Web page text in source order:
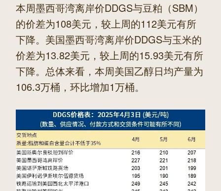
本周墨西哥湾离岸价DDGS与豆粕（SBM）
的价差为108美元，较上周的112美元有所
下降。美国墨西哥湾离岸价DDGS与玉米的
价差为13.82美元，较上周的15.93美元有所
下降。总体来看，本周美国乙醇日均产量为
106.3万桶，环比增加1万桶。